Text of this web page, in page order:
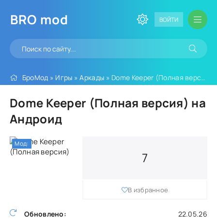
BRO mod ВОЙТИ
БроМод » Игры »Аркады » Dome Keeper (Полная версия)
Dome Keeper (Полная версия) на
Андроид
Обновлено:
22.05.26
7
В избранное
Мод: